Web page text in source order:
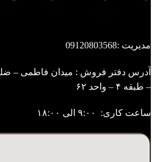
مدیریت :09120803568
آدرس دفتر فروش : میدان فاطمی –
– طبقه ۴ – واحد ۶۲
ساعت کاری: ۹:۰۰ الی ۱۸:۰۰